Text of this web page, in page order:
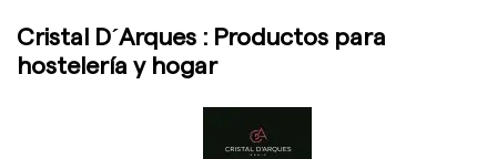
Cristal D´Arques : Productos para
hostelería y hogar